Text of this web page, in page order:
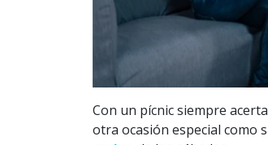
Con un pícnic siempre
otra ocasión especial como